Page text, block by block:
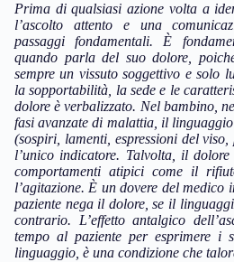
Prima di qualsiasi azione volta a
l’ascolto attento e una
passaggi fondamentali. È
quando parla del suo dolore,
sempre un vissuto soggettivo e solo
la sopportabilità, la sede e le
dolore è verbalizzato. Nel bambino,
fasi avanzate di malattia, il
(sospiri, lamenti, espressioni del
l’unico indicatore. Talvolta, il dolore
comportamenti atipici come il
l’agitazione. È un dovere del medico
paziente nega il dolore, se il
contrario. L’effetto antalgico
tempo al paziente per esprimere i
linguaggio, è una condizione che